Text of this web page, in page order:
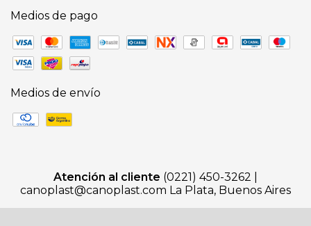
Medios de pago
Medios de envío
Atención al cliente (0221) 450-3262 |
canoplast@canoplast.com La Plata, Buenos Aires